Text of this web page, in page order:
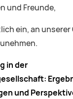
und Freunde,
ein, an unserer
in der
und